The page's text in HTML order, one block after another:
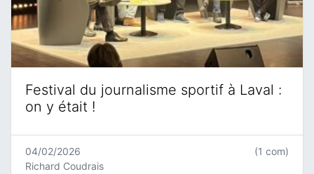
Festival du journalisme sportif à Laval :
on y était !
04/02/2026
Richard Coudrais
(1 com)